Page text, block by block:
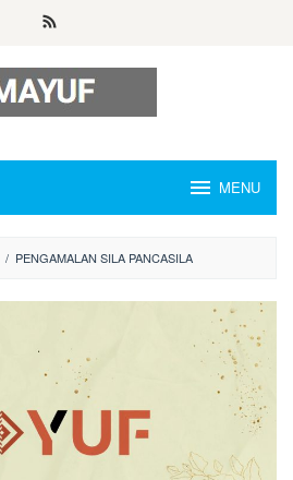
MENU
/ PENGAMALAN SILA PANCASILA